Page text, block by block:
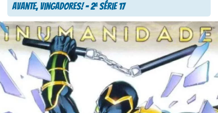
Avante, Vingadores! – 2aSérie 17